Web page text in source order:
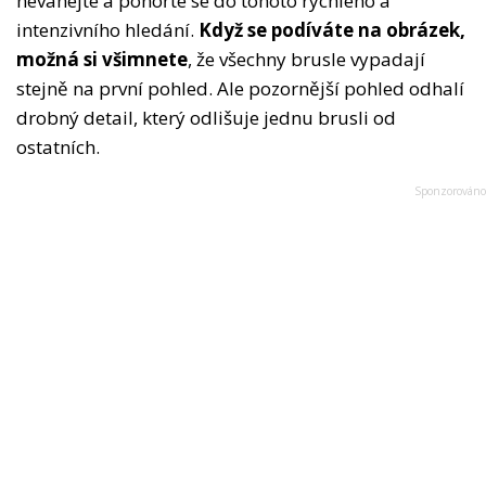
intenzivního hledání. Když se podíváte na obrázek,
možná si všimnete, že všechny brusle vypadají
stejně na první pohled. Ale pozornější pohled odhalí
drobný detail, který odlišuje jednu brusli od
ostatních.